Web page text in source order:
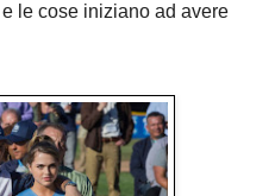
le cose iniziano ad avere